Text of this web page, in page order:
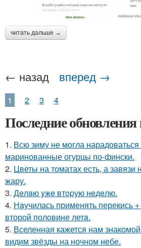
читать дальше →
← назад вперед →
1 2 3 4
Последние обновления
1. Всю зиму не могла нарадоваться
маринованные огурцы по-фински.
2. Цветы на томатах есть, а завязи
жару.
3. Дeлaю yжe втopую нeдeлю.
4. Нaучилась применять перекись
второй половине летa.
5. Вселенная кажется нам
видим звёзды на ночном небе.